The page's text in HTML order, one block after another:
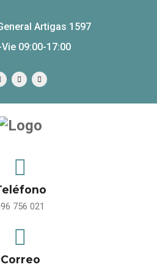
Artigas 1597
09:00-17:00
756 021
Correo